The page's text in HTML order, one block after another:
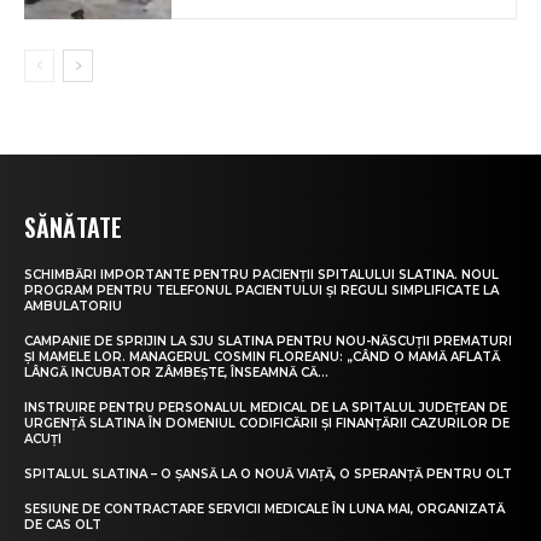
SĂNĂTATE
SCHIMBĂRI IMPORTANTE PENTRU PACIENȚII SPITALULUI SLATINA. NOUL
PROGRAM PENTRU TELEFONUL PACIENTULUI ȘI REGULI SIMPLIFICATE LA
AMBULATORIU
CAMPANIE DE SPRIJIN LA SJU SLATINA PENTRU NOU-NĂSCUȚII PREMATURI
ȘI MAMELE LOR. MANAGERUL COSMIN FLOREANU: „CÂND O MAMĂ AFLATĂ
LÂNGĂ INCUBATOR ZÂMBEȘTE, ÎNSEAMNĂ CĂ...
INSTRUIRE PENTRU PERSONALUL MEDICAL DE LA SPITALUL JUDEȚEAN DE
URGENȚĂ SLATINA ÎN DOMENIUL CODIFICĂRII ȘI FINANȚĂRII CAZURILOR DE
ACUȚI
SPITALUL SLATINA – O ȘANSĂ LA O NOUĂ VIAȚĂ, O SPERANȚĂ PENTRU OLT
SESIUNE DE CONTRACTARE SERVICII MEDICALE ÎN LUNA MAI, ORGANIZATĂ
DE CAS OLT